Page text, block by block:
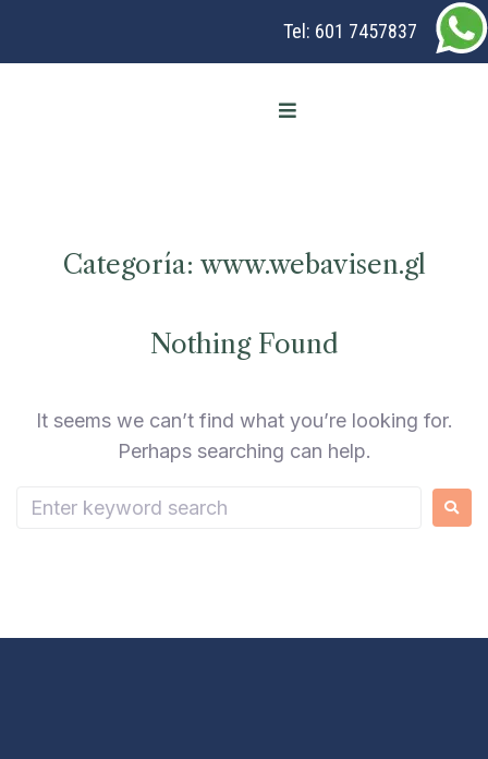
Tel: 601 7457837
Categoría: www.webavisen.gl
Nothing Found
It seems we can’t find what you’re looking for.
Perhaps searching can help.